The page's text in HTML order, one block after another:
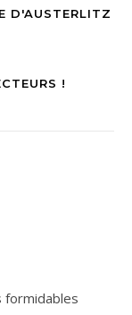
D'AUSTERLITZ
!
formidables